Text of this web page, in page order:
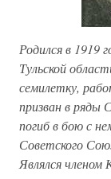
Родился в 1919
Тульской
семилетку,
призван в ряды
погиб в бою с
Советского
Являлся